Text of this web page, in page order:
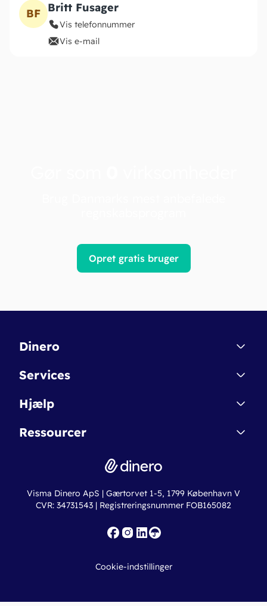
BF Britt Fusager
Vis telefonnummer
Vis e-mail
Opret gratis bruger
Dinero
Kontakt
Betingelser & Sikkerhed
Nye funktioner
Services
Dinero Starter
Dinero Pro
Erhvervslån
Fakturaskabeloner
Hjælp
Regnskabsordbogen
Online regnskabskurser
Ressourcer
Ny virksomhed
Iværksætterlegat
Visma Dinero ApS | Gærtorvet 1-5, 1799 København V
CVR: 34731543 | Registreringsnummer FOB165082
Cookie-indstillinger